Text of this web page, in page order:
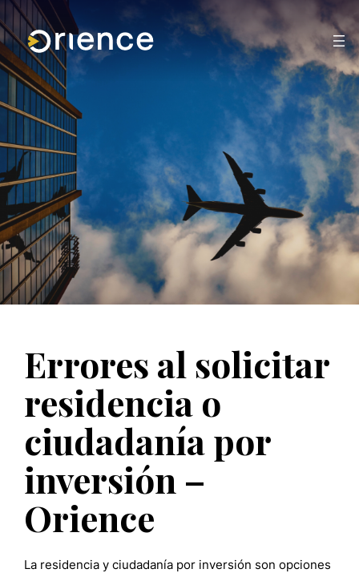
Errores al solicitar
residencia o
ciudadanía por
inversión –
Orience
La residencia y ciudadanía por inversión son opciones